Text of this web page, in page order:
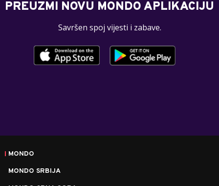
PREUZMI NOVU MONDO APLIKACIJU
Savršen spoj vijesti i zabave.
MONDO
MONDO SRBIJA